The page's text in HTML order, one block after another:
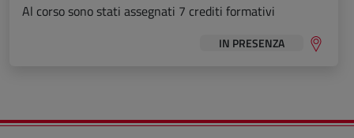
Al corso sono stati assegnati 7 crediti formativi
IN PRESENZA